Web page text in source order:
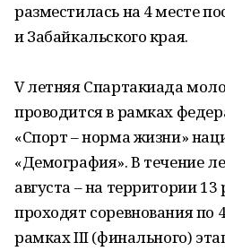
разместилась на 4 месте
и Забайкальского края.
V летняя Спартакиада
проводится в рамках
«Спорт – норма жизни»
«Демография». В течение
августа – на территории
проходят соревнования по
рамках III (финального)